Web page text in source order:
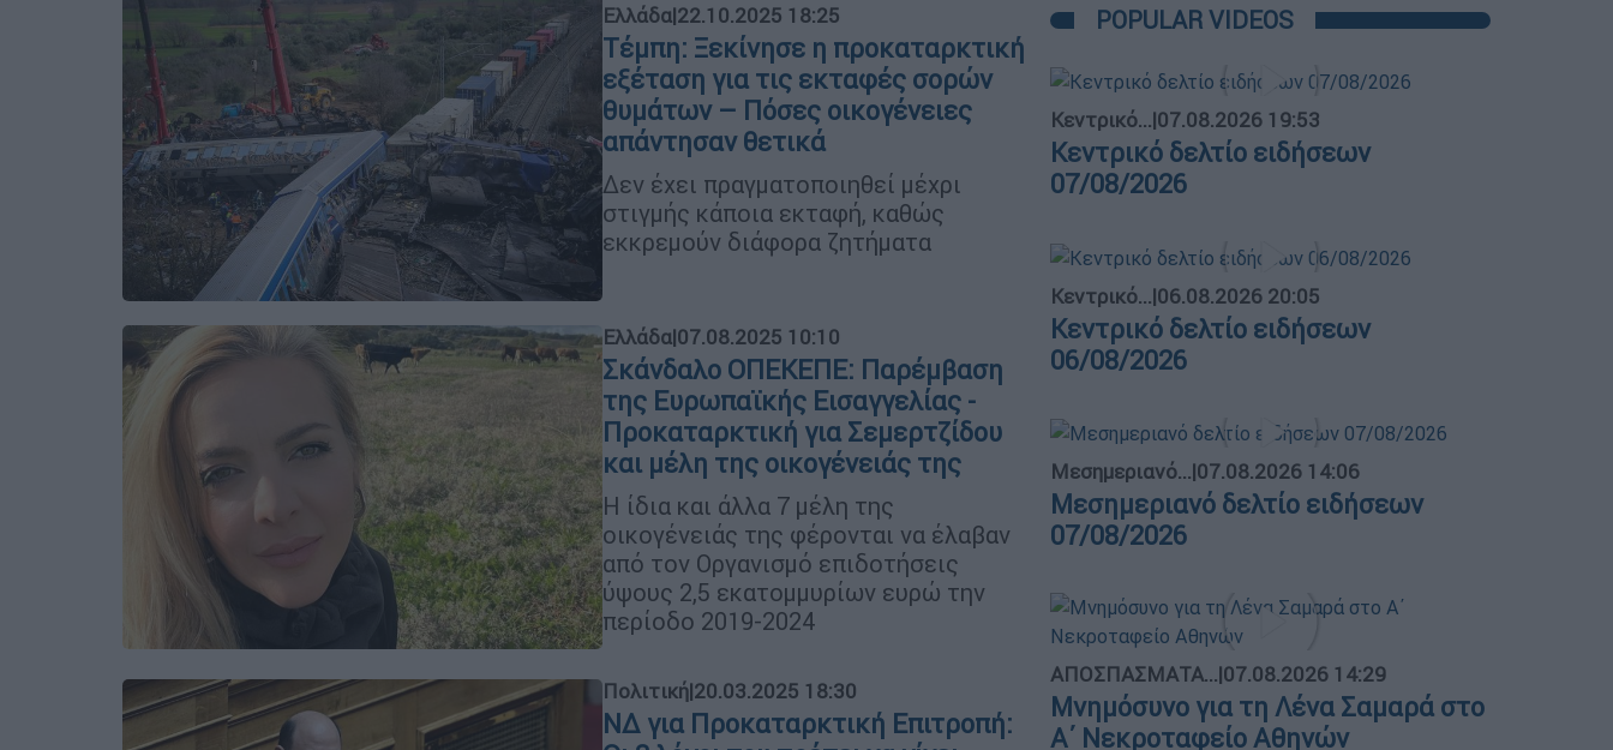
Ελλάδα|22.10.2025 18:25
Τέμπη: Ξεκίνησε η προκαταρκτική
εξέταση για τις εκταφές σορών
θυμάτων – Πόσες οικογένειες
απάντησαν θετικά
Δεν έχει πραγματοποιηθεί μέχρι
στιγμής κάποια εκταφή, καθώς
εκκρεμούν διάφορα ζητήματα
Ελλάδα|07.08.2025 10:10
Σκάνδαλο ΟΠΕΚΕΠΕ: Παρέμβαση
της Ευρωπαϊκής Εισαγγελίας -
Προκαταρκτική για Σεμερτζίδου
και μέλη της οικογένειάς της
Η ίδια και άλλα 7 μέλη της
οικογένειάς της φέρονται να έλαβαν
από τον Οργανισμό επιδοτήσεις
ύψους 2,5 εκατομμυρίων ευρώ την
περίοδο 2019-2024
Πολιτική|20.03.2025 18:30
ΝΔ για Προκαταρκτική Επιτροπή:
POPULAR VIDEOS
Κεντρικό...|07.08.2026 19:53
Κεντρικό δελτίο ειδήσεων
07/08/2026
Κεντρικό...|06.08.2026 20:05
Κεντρικό δελτίο ειδήσεων
06/08/2026
Μεσημεριανό...|07.08.2026 14:06
Μεσημεριανό δελτίο ειδήσεων
07/08/2026
ΑΠΟΣΠΑΣΜΑΤΑ...|07.08.2026 14:29
Μνημόσυνο για τη Λένα Σαμαρά στο
Α΄ Νεκροταφείο Αθηνών